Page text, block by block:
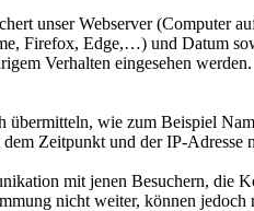
unser Webserver (Computer
Firefox, Edge,…) und Datum
Verhalten eingesehen werden.
übermitteln, wie zum Beispiel
Zeitpunkt und der IP-
mit jenen Besuchern, die
nicht weiter, können